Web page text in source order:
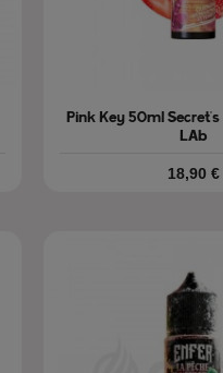
Pink Key 50ml Secret's
LAb
Prix
18,90 €